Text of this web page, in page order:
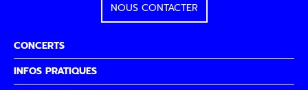
CONCERTS
INFOS PRATIQUES
NOUS CONTACTER